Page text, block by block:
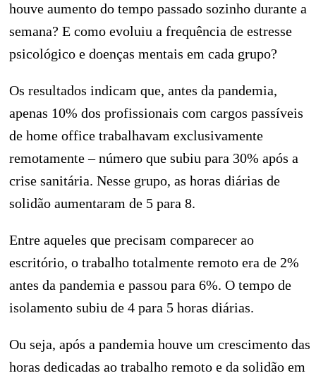
houve aumento do tempo passado sozinho durante a
semana? E como evoluiu a frequência de estresse
psicológico e doenças mentais em cada grupo?
Os resultados indicam que, antes da pandemia,
apenas 10% dos profissionais com cargos passíveis
de home office trabalhavam exclusivamente
remotamente – número que subiu para 30% após a
crise sanitária. Nesse grupo, as horas diárias de
solidão aumentaram de 5 para 8.
Entre aqueles que precisam comparecer ao
escritório, o trabalho totalmente remoto era de 2%
antes da pandemia e passou para 6%. O tempo de
isolamento subiu de 4 para 5 horas diárias.
Ou seja, após a pandemia houve um crescimento das
horas dedicadas ao trabalho remoto e da solidão em